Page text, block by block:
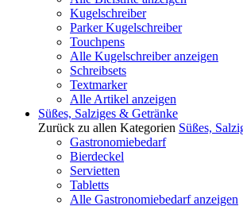
Kugelschreiber
Parker Kugelschreiber
Touchpens
Alle Kugelschreiber anzeigen
Schreibsets
Textmarker
Alle Artikel anzeigen
Süßes, Salziges & Getränke
Zurück zu allen Kategorien Süßes,
Gastronomiebedarf
Bierdeckel
Servietten
Tabletts
Alle Gastronomiebedarf anzeigen